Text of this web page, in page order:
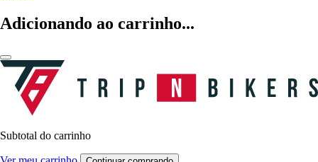
Adicionando ao carrinho...
Subtotal do carrinho